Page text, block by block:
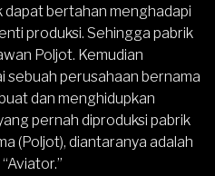
bertahan menghadapi
produksi. Sehingga pabrik
Poljot. Kemudian
sebuah perusahaan bernama
dan menghidupkan
pernah diproduksi pabrik
(Poljot), diantaranya adalah